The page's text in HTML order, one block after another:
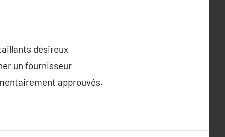
désireux
un fournisseur
approuvés.